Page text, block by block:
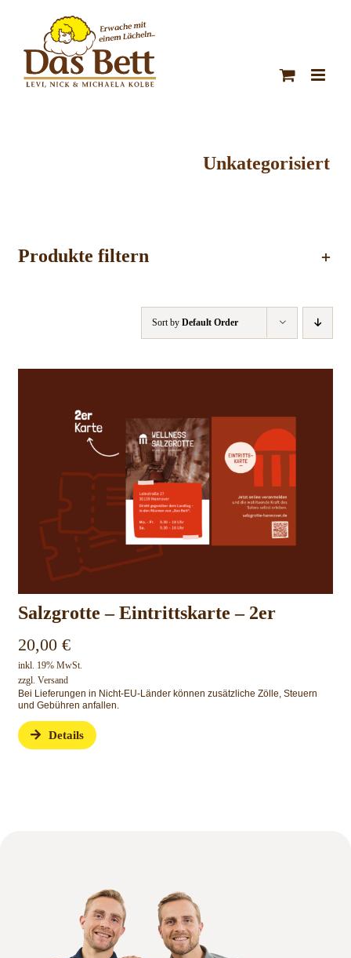
Unkategorisiert
Produkte filtern
Sort byDefault Order
Salzgrotte – Eintrittskarte – 2er
20,00 €
inkl. 19% MwSt.
zzgl. Versand
Bei Lieferungen in Nicht-EU-Länder können zusätzliche Zölle, Steuern
und Gebühren anfallen.
Details